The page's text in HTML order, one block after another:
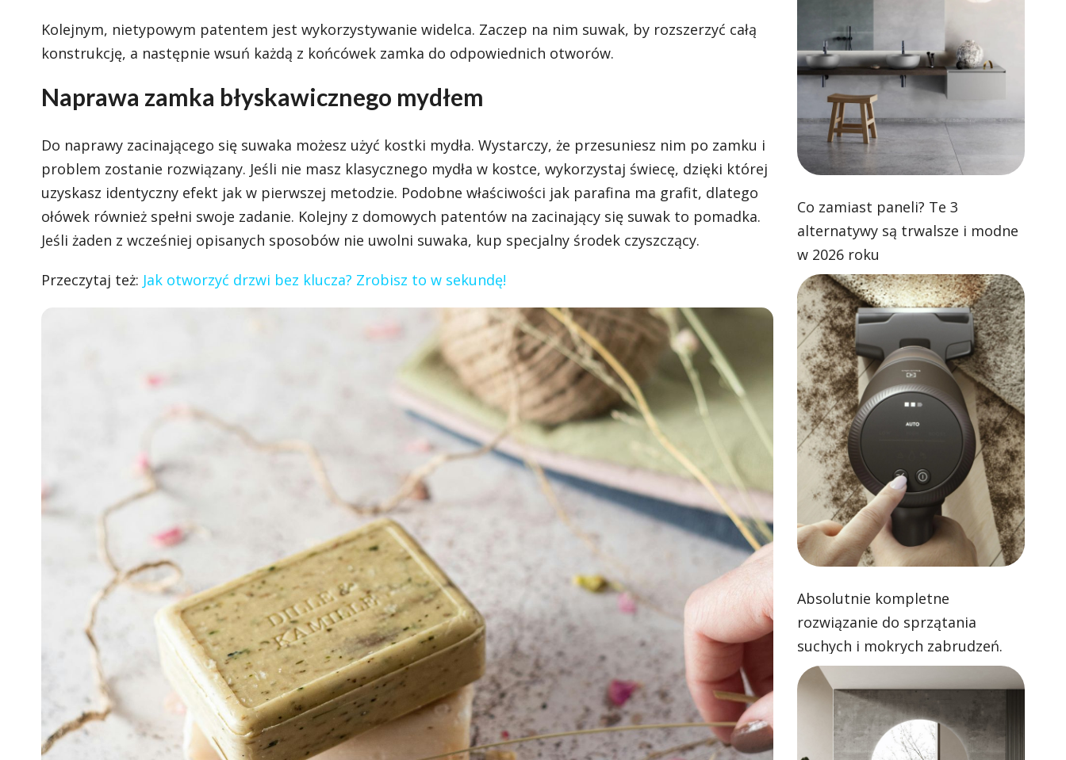
Kolejnym, nietypowym patentem jest wykorzystywanie widelca. Zaczep na nim suwak, by rozszerzyć całą
konstrukcję, a następnie wsuń każdą z końcówek zamka do odpowiednich otworów.
Naprawa zamka błyskawicznego mydłem
Do naprawy zacinającego się suwaka możesz użyć kostki mydła. Wystarczy, że przesuniesz nim po zamku i
problem zostanie rozwiązany. Jeśli nie masz klasycznego mydła w kostce, wykorzystaj świecę, dzięki której
uzyskasz identyczny efekt jak w pierwszej metodzie. Podobne właściwości jak parafina ma grafit, dlatego
ołówek również spełni swoje zadanie. Kolejny z domowych patentów na zacinający się suwak to pomadka.
Jeśli żaden z wcześniej opisanych sposobów nie uwolni suwaka, kup specjalny środek czyszczący.
Przeczytaj też: Jak otworzyć drzwi bez klucza? Zrobisz to w sekundę!
Co zamiast paneli? Te 3
alternatywy są trwalsze i modne
w 2026 roku
Absolutnie kompletne
rozwiązanie do sprzątania
suchych i mokrych zabrudzeń.
Skuteczne odkurzanie i zawsze
czyste mopowanie